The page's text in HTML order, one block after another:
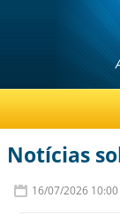
Notícias
16/07/2026 10:00